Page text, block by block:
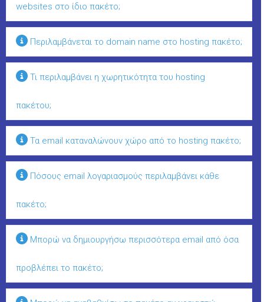
websites στο ίδιο πακέτο;
Περιλαμβάνεται το domain name στο hosting πακέτο;
Τι περιλαμβάνει η χωρητικότητα του hosting
πακέτου;
Τα email καταναλώνουν χώρο από το hosting πακέτο;
Πόσους email λογαριασμούς περιλαμβάνει κάθε
πακέτο;
Μπορώ να δημιουργήσω περισσότερα email από όσα
προβλέπει το πακέτο;